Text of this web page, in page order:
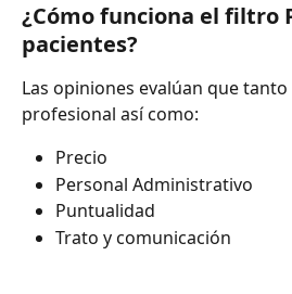
¿Cómo funciona el filtro
pacientes?
Las opiniones evalúan que
profesional así como:
Precio
Personal Administrativo
Puntualidad
Trato y comunicación